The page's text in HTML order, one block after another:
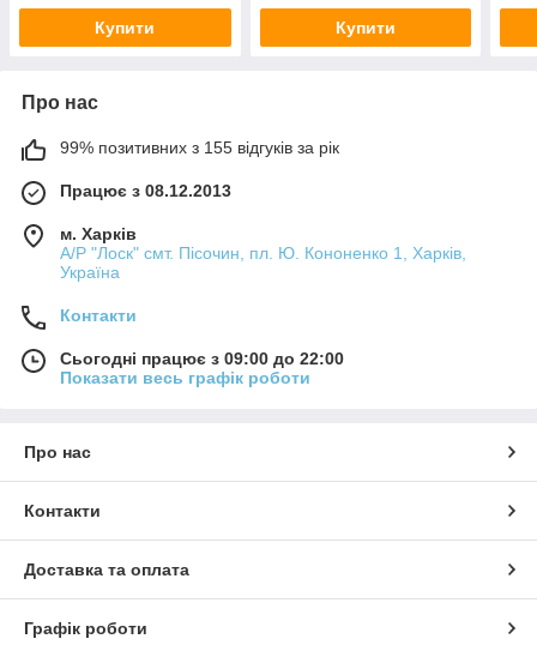
Купити Купити
Про нас
99% позитивних з 155 відгуків за рік
Працює з 08.12.2013
м. Харків
А/Р "Лоск" смт. Пісочин, пл. Ю. Кононенко 1, Харків,
Україна
Контакти
Сьогодні працює з 09:00 до 22:00
Показати весь графік роботи
Про нас
Контакти
Доставка та оплата
Графік роботи